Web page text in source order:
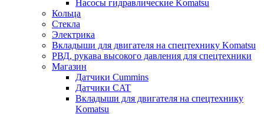
Насосы гидравлические Komatsu
Кольца
Стекла
Электрика
Вкладыши для двигателя на спецтехнику Komatsu
РВД, рукава высокого давления для спецтехники
Магазин
Датчики Cummins
Датчики CAT
Вкладыши для двигателя на спецтехнику
Komatsu